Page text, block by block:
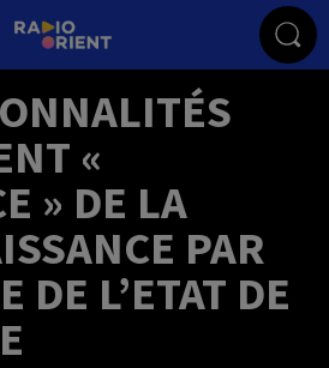
«
» DE LA
PAR
DE L’ETAT DE